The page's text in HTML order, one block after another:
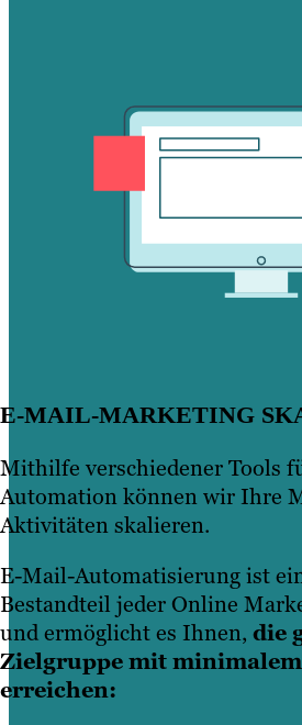
E-MAIL-MARKETING
Mithilfe verschiedener Tools
Automation können wir Ihre
Aktivitäten skalieren.
E-Mail-Automatisierung ist
Bestandteil jeder Online
und ermöglicht es Ihnen, die
Zielgruppe mit
erreichen: